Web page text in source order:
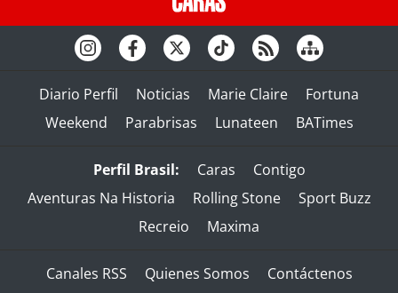
Diario Perfil Noticias Marie Claire
Fortuna
Weekend
Parabrisas Lunateen BATimes
Perfil Brasil: Caras
Contigo
Aventuras Na Historia
Rolling Stone
Sport Buzz
Recreio
Maxima
Canales RSS Quienes Somos
Contáctenos